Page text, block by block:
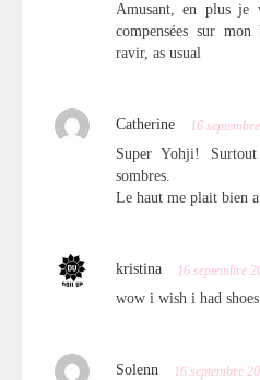
Amusant, en plus je
compensées sur
ravir, as usual
Catherine 16
Super Yohji!
sombres.
Le haut me plait bien
kristina 16 septembre
wow i wish i had
Solenn 16 septembre